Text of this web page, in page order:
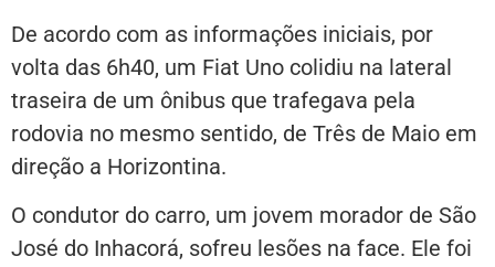
De acordo com as informações iniciais, por
volta das 6h40, um Fiat Uno colidiu na lateral
traseira de um ônibus que trafegava pela
rodovia no mesmo sentido, de Três de Maio em
direção a Horizontina.
O condutor do carro, um jovem morador de São
José do Inhacorá, sofreu lesões na face. Ele foi